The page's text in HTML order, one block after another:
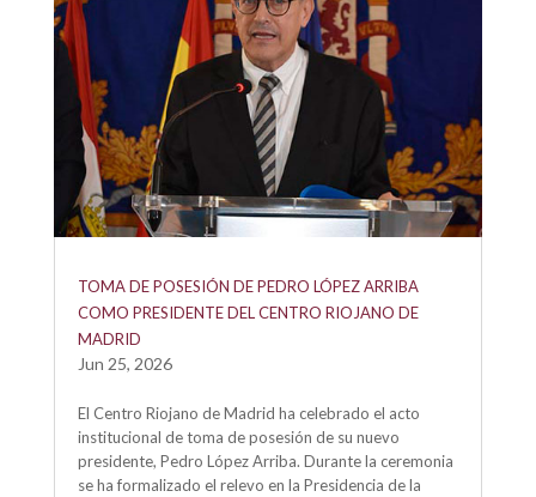
TOMA DE POSESIÓN DE PEDRO LÓPEZ ARRIBA
COMO PRESIDENTE DEL CENTRO RIOJANO DE
MADRID
Jun 25, 2026
El Centro Riojano de Madrid ha celebrado el acto
institucional de toma de posesión de su nuevo
presidente, Pedro López Arriba. Durante la ceremonia
se ha formalizado el relevo en la Presidencia de la